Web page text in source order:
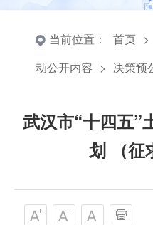
当前位置： 首页 >
动公开内容 > 决策预
武汉市“十四五”
划 （征